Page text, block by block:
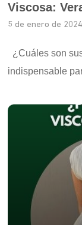
Viscosa:
5 de enero de 2024
¿Cuáles son
indispensable